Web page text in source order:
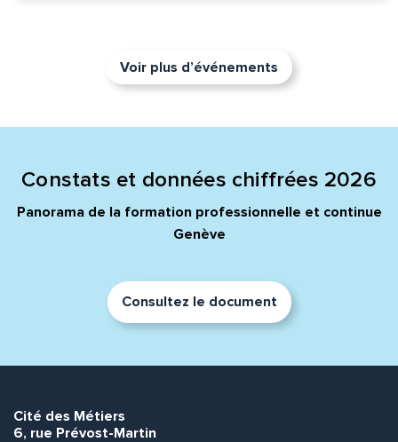
Voir plus d’événements
Constats et données chiffrées 2026
Panorama de la formation professionnelle et continue
Genève
Consultez le document
Cité des Métiers
6, rue Prévost-Martin